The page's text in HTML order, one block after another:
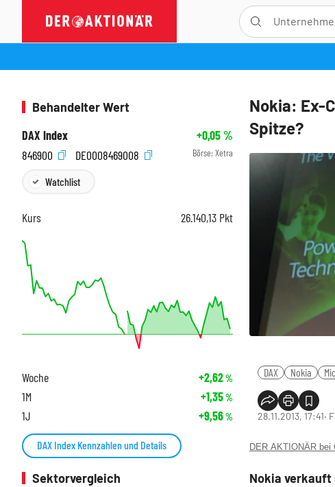
Nokia: Ex-
Spitze?
DAX Nokia
28.11.2013, 17:41‧
DER AKTIONÄR bei
Nokia verkauft
Behandelter Wert
DAX Index
+0,05%
846900
DE0008469008 Börse: Xetra
Watchlist
Kurs 26.140,13 Pkt
Woche +2,62%
1M +1,35%
1J +9,56%
DAX Index Kennzahlen und Details
Sektorvergleich